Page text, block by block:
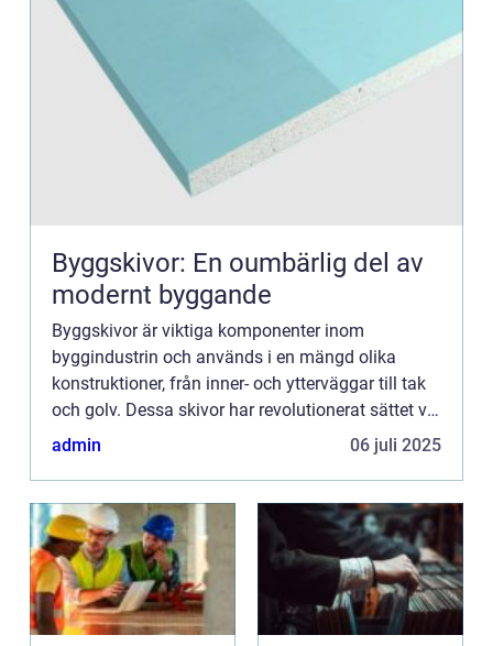
Byggskivor: En oumbärlig del av
modernt byggande
Byggskivor är viktiga komponenter inom
byggindustrin och används i en mängd olika
konstruktioner, från inner- och ytterväggar till tak
och golv. Dessa skivor har revolutionerat sättet vi
bygger på, genom att erbju...
admin 06 juli 2025